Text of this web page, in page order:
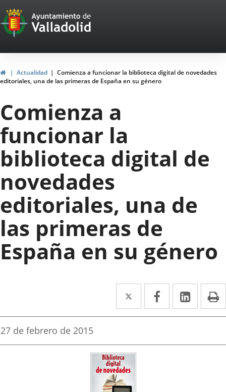
Portal
Web
del
Ayuntamiento
de
Valladolid
InicioActualidad
Comienza a funcionar la biblioteca digital de novedades
editoriales, una de las primeras de España en su género
Comienza a
funcionar la
biblioteca digital de
novedades
editoriales, una de
las primeras de
España en su género
Twitter
Enlace
a
aplicación
Facebook
Enlace
a
aplicación
Enlace
a
Fecha
la
27 de febrero de 2015